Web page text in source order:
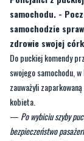
Do puckiej komendy
swojego samochodu,
zauważyli
kobieta.
—Po wybiciu szyby
bezpieczeństwo
dusznościami i zatorem
szt. Joanna
Powiatowego Policji w